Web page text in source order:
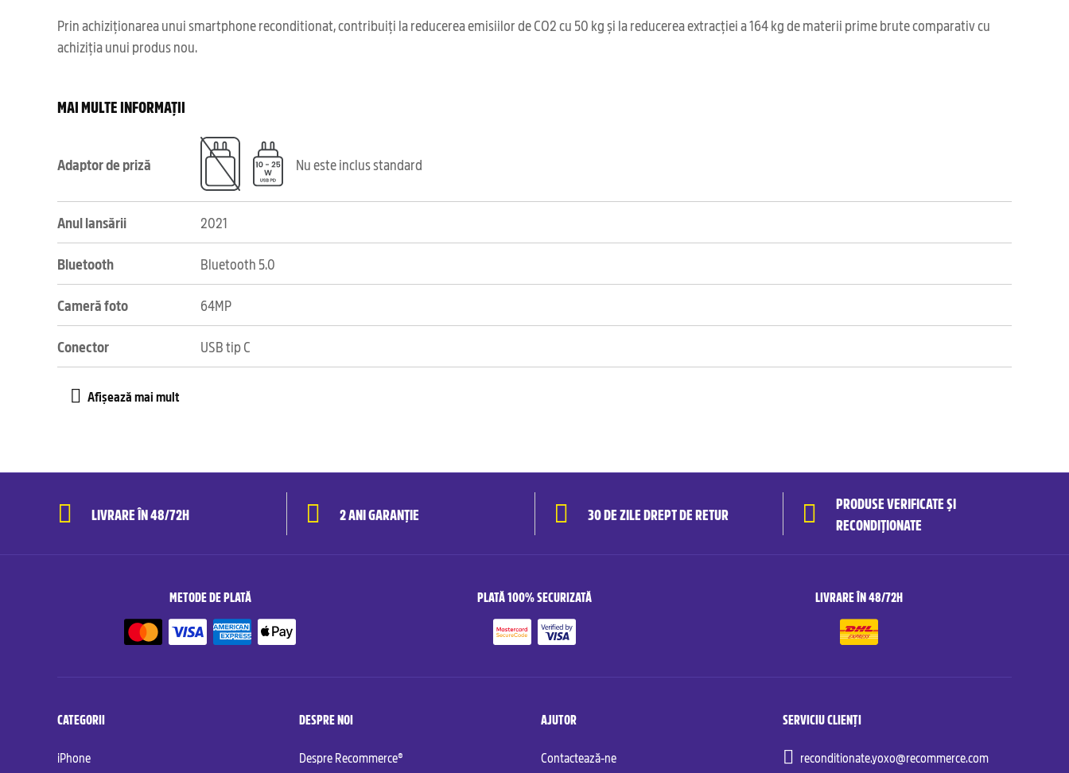
Prin achiziționarea unui smartphone reconditionat, contribuiți la reducerea emisiilor de CO2 cu 50 kg și la reducerea extracției a 164 kg de materii prime brute comparativ cu
achiziția unui produs nou.
MAI MULTE INFORMAȚII
Adaptor de priză Nu este inclus standard
Anul lansării 2021
Bluetooth Bluetooth 5.0
Cameră foto 64MP
Conector USB tip C
LIVRARE ÎN 48/72H 2 ANI GARANȚIE 30 DE ZILE DREPT DE RETUR
PRODUSE VERIFICATE ȘI
RECONDIȚIONATE
METODE DE PLATĂ PLATĂ 100% SECURIZATĂ LIVRARE ÎN 48/72H
CATEGORII
iPhone
DESPRE NOI
Despre Recommerce®
AJUTOR
Contactează-ne
SERVICIU CLIENȚI
reconditionate.yoxo@recommerce.com